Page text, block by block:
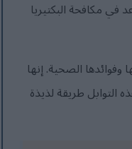
مكافحة البكتيريا
الصحية. إنها
التوابل طريقة لذيذة